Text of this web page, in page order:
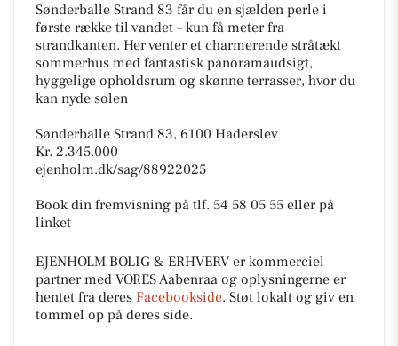
Sønderballe Strand 83 får du en sjælden perle i
første række til vandet – kun få meter fra
strandkanten. Her venter et charmerende stråtækt
sommerhus med fantastisk panoramaudsigt,
hyggelige opholdsrum og skønne terrasser, hvor du
kan nyde solen
Sønderballe Strand 83, 6100 Haderslev
Kr. 2.345.000
ejenholm.dk/sag/88922025
Book din fremvisning på tlf. 54 58 05 55 eller på
linket
EJENHOLM BOLIG & ERHVERV er kommerciel
partner med VORES Aabenraa og oplysningerne er
hentet fra deres Facebookside. Støt lokalt og giv en
tommel op på deres side.